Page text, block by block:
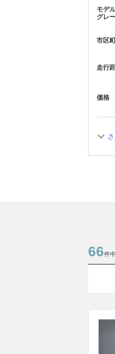
モデ
グレ
市区
走行
価格
66件中